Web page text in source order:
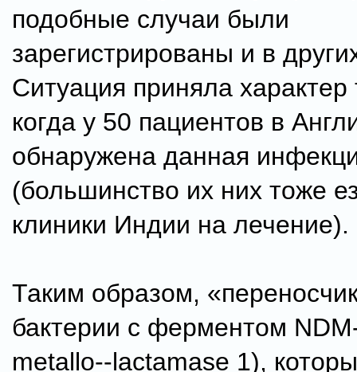
подобные случаи были
зарегистрированы и в
Ситуация приняла
когда у 50 пациентов в
обнаружена данная
(большинство их них тоже
клиники Индии на лечение).
Таким образом,
бактерии с ферментом
metallo--lactamase 1),